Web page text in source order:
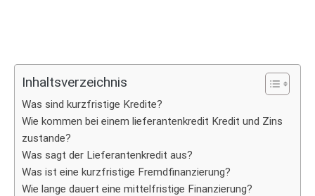
Inhaltsverzeichnis
Was sind kurzfristige Kredite?
Wie kommen bei einem lieferantenkredit Kredit und Zins
zustande?
Was sagt der Lieferantenkredit aus?
Was ist eine kurzfristige Fremdfinanzierung?
Wie lange dauert eine mittelfristige Finanzierung?